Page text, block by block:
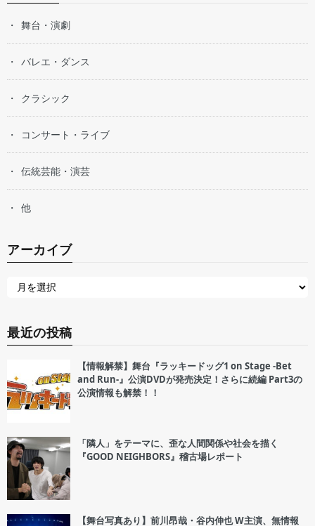
舞台・演劇
バレエ・ダンス
クラシック
コンサート・ライブ
伝統芸能・演芸
他
アーカイブ
最近の投稿
【情報解禁】舞台『ラッキードッグ1 on Stage -Bet
and Run-』公演DVDが発売決定！さらに続編 Part3の
公演情報も解禁！！
「隣人」をテーマに、歪な人間関係や社会を描く
『GOOD NEIGHBORS』稽古場レポート
【舞台写真あり】前川昂哉・谷内伸也 W主演、無情報